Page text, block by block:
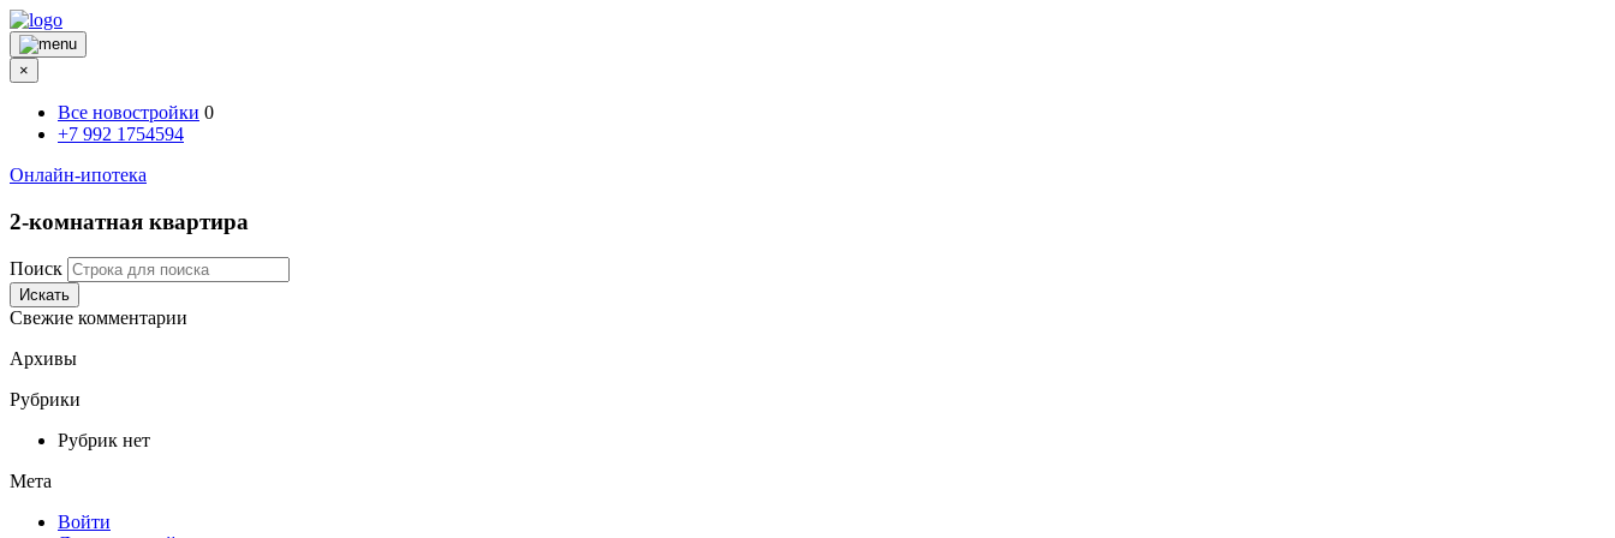
×
Все новостройки 0
+7 992 1754594
Онлайн-ипотека
2-комнатная квартира
Поиск
Искать
Свежие комментарии
Архивы
Рубрики
Рубрик нет
Мета
Войти